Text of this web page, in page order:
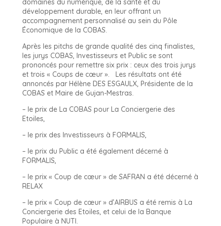
domaines du numérique, de la santé et du
développement durable, en leur offrant un
accompagnement personnalisé au sein du Pôle
Économique de la COBAS.
Après les pitchs de grande qualité des cinq finalistes,
les jurys COBAS, Investisseurs et Public se sont
prononcés pour remettre six prix : ceux des trois jurys
et trois « Coups de cœur ». Les résultats ont été
annoncés par Hélène DES ESGAULX, Présidente de la
COBAS et Maire de Gujan-Mestras.
– le prix de La COBAS pour La Conciergerie des
Etoiles,
– le prix des Investisseurs à FORMALIS,
– le prix du Public a été également décerné à
FORMALIS,
– le prix « Coup de cœur » de SAFRAN a été décerné à
RELAX
– le prix « Coup de cœur » d’AIRBUS a été remis à La
Conciergerie des Etoiles, et celui de la Banque
Populaire à NUTI.